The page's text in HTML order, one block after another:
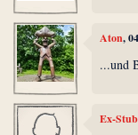
Aton,
...und
Ex-